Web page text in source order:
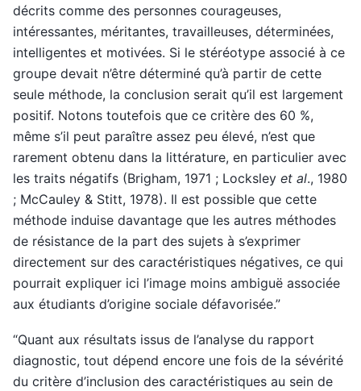
décrits comme des personnes courageuses,
intéressantes, méritantes, travailleuses, déterminées,
intelligentes et motivées. Si le stéréotype associé à ce
groupe devait n’être déterminé qu’à partir de cette
seule méthode, la conclusion serait qu’il est largement
positif. Notons toutefois que ce critère des 60 %,
même s’il peut paraître assez peu élevé, n’est que
rarement obtenu dans la littérature, en particulier avec
les traits négatifs (Brigham, 1971 ; Locksley et al., 1980
; McCauley & Stitt, 1978). Il est possible que cette
méthode induise davantage que les autres méthodes
de résistance de la part des sujets à s’exprimer
directement sur des caractéristiques négatives, ce qui
pourrait expliquer ici l’image moins ambiguë associée
aux étudiants d’origine sociale défavorisée.”
“Quant aux résultats issus de l’analyse du rapport
diagnostic, tout dépend encore une fois de la sévérité
du critère d’inclusion des caractéristiques au sein de